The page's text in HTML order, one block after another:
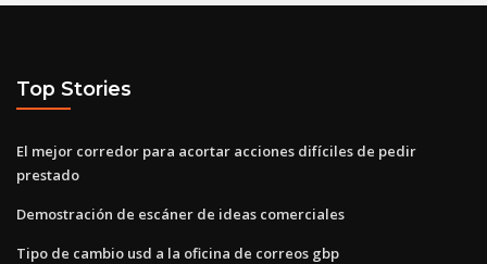
Top Stories
El mejor corredor para acortar acciones difíciles de pedir
prestado
Demostración de escáner de ideas comerciales
Tipo de cambio usd a la oficina de correos gbp